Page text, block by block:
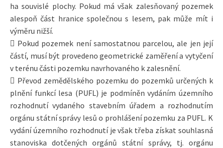
ha souvislé plochy. Pokud má však zalesňovaný pozemek
alespoň část hranice společnou s lesem, pak může mít i
výměru nižší.
 Pokud pozemek není samostatnou parcelou, ale jen její
částí, musí být provedeno geometrické zaměření a vytyčení
v terénu části pozemku navrhovaného k zalesnění.
 Převod zemědělského pozemku do pozemků určených k
plnění funkcí lesa (PUFL) je podmíněn vydáním územního
rozhodnutí vydaného stavebním úřadem a rozhodnutím
orgánu státní správy lesů o prohlášení pozemku za PUFL. K
vydání územního rozhodnutí je však třeba získat souhlasná
stanoviska dotčených orgánů státní správy, tj. orgánu